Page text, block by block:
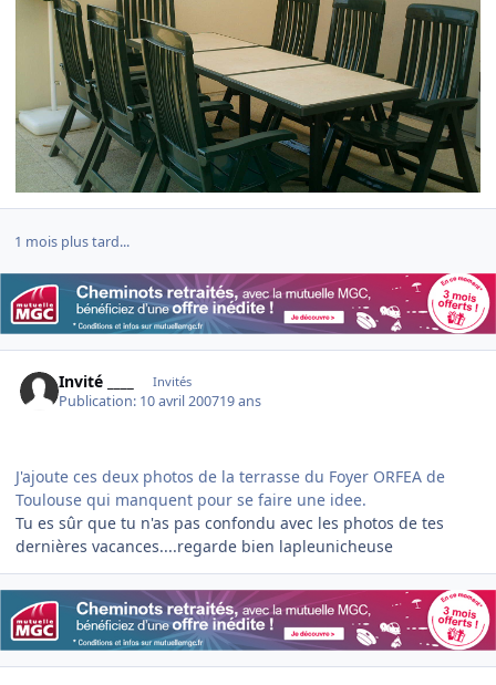
1 mois plus tard...
Invité ____ Invités
Publication: 10 avril 200719 ans
J'ajoute ces deux photos de la terrasse du Foyer ORFEA de
Toulouse qui manquent pour se faire une idee.
Tu es sûr que tu n'as pas confondu avec les photos de tes
dernières vacances....regarde bien lapleunicheuse